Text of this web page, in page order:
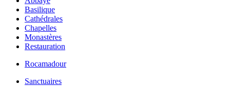
Basilique
Cathédrales
Chapelles
Monastères
Restauration
Rocamadour
Sanctuaires